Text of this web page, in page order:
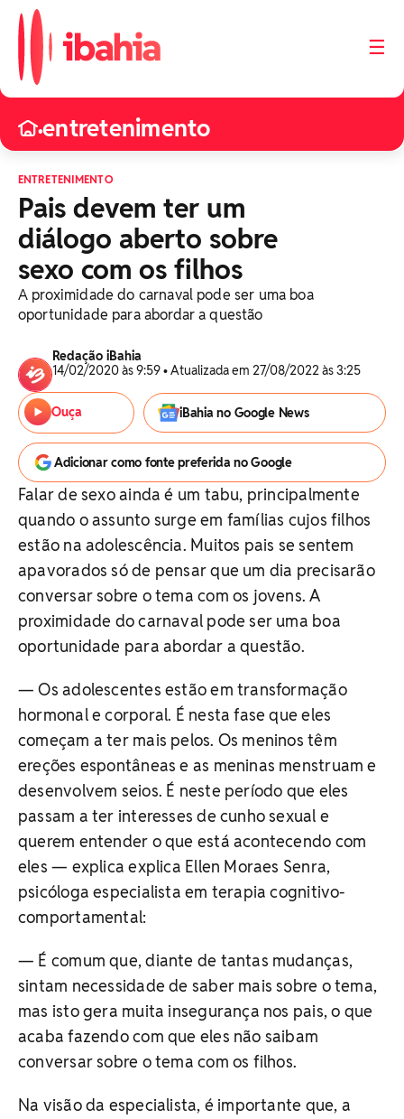
☰
•entretenimento
ENTRETENIMENTO
Pais devem ter um
diálogo aberto sobre
sexo com os filhos
A proximidade do carnaval pode ser uma boa
oportunidade para abordar a questão
Redação iBahia
14/02/2020 às 9:59 • Atualizada em 27/08/2022 às 3:25
Ouça iBahia no Google News
Adicionar como fonte preferida no Google
Falar de sexo ainda é um tabu, principalmente
quando o assunto surge em famílias cujos filhos
estão na adolescência. Muitos pais se sentem
apavorados só de pensar que um dia precisarão
conversar sobre o tema com os jovens. A
proximidade do carnaval pode ser uma boa
oportunidade para abordar a questão.
— Os adolescentes estão em transformação
hormonal e corporal. É nesta fase que eles
começam a ter mais pelos. Os meninos têm
ereções espontâneas e as meninas menstruam e
desenvolvem seios. É neste período que eles
passam a ter interesses de cunho sexual e
querem entender o que está acontecendo com
eles — explica explica Ellen Moraes Senra,
psicóloga especialista em terapia cognitivo-
comportamental:
— É comum que, diante de tantas mudanças,
sintam necessidade de saber mais sobre o tema,
mas isto gera muita insegurança nos pais, o que
acaba fazendo com que eles não saibam
conversar sobre o tema com os filhos.
Na visão da especialista, é importante que, a